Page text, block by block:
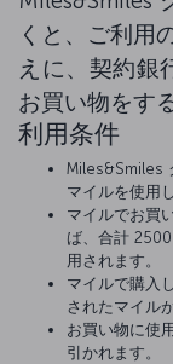
くと、ご利用
えに、契約銀
お買い物をす
利用条件
Miles&Smiles
マイルを使用
マイルでお買
ば、合計
用されます。
マイルで購入
されたマイル
お買い物に使
引かれます。